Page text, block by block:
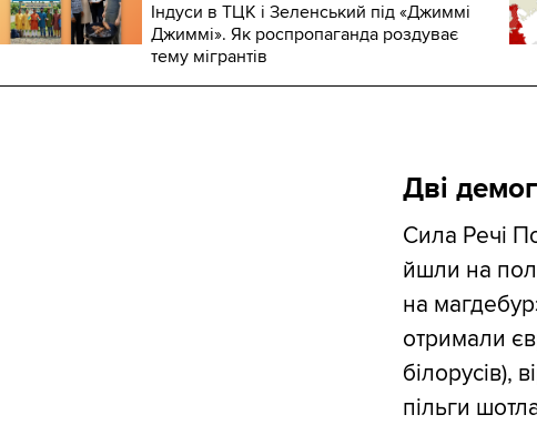
Індуси в ТЦК і Зеленський під «Джиммі
Джиммі». Як роспропаганда роздуває
тему мігрантів
Дві
Сила Речі
йшли на
на
отримали
білорусів),
пільги